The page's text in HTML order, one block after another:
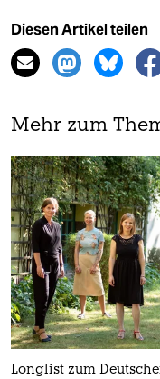
Diesen Artikel teilen
Mehr zum
Longlist zum